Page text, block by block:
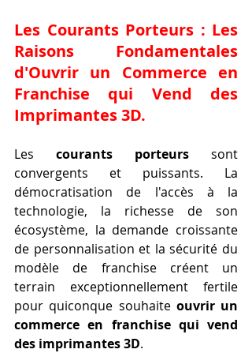
Les Courants Porteurs : Les
Raisons Fondamentales
d'Ouvrir un Commerce en
Franchise qui Vend des
Imprimantes 3D.
Les courants porteurs sont
convergents et puissants. La
démocratisation de l'accès à la
technologie, la richesse de son
écosystème, la demande croissante
de personnalisation et la sécurité du
modèle de franchise créent un
terrain exceptionnellement fertile
pour quiconque souhaite ouvrir un
commerce en franchise qui vend
des imprimantes 3D.